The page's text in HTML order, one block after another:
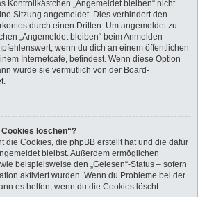
Kontrollkästchen „Angemeldet bleiben“ nicht
Sitzung angemeldet. Dies verhindert den
durch einen Dritten. Um angemeldet zu
„Angemeldet bleiben“ beim Anmelden
wenn du dich an einem öffentlichen
Internetcafé, befindest. Wenn diese Option
wurde sie vermutlich von der Board-
löschen“?
die Cookies, die phpBB erstellt hat und die dafür
bleibst. Außerdem ermöglichen
beispielsweise den „Gelesen“-Status – sofern
aktiviert wurden. Wenn du Probleme bei der
es helfen, wenn du die Cookies löscht.